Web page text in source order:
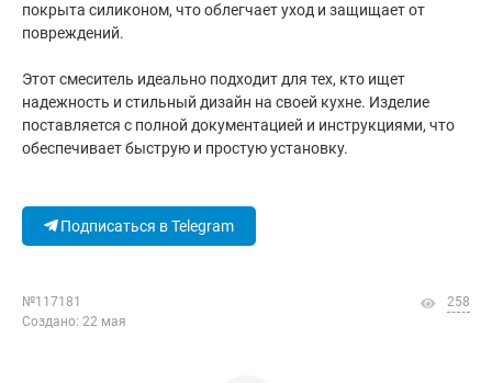
покрыта силиконом, что облегчает уход и защищает от
повреждений.
Этот смеситель идеально подходит для тех, кто ищет
надежность и стильный дизайн на своей кухне. Изделие
поставляется с полной документацией и инструкциями, что
обеспечивает быструю и простую установку.
Подписаться в Telegram
№117181
Создано: 22 мая
258